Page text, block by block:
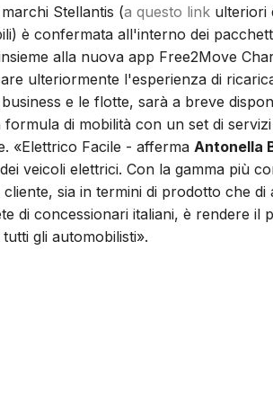
Stellantis (a questo link ulteriori
è confermata all'interno dei
alla nuova app Free2Move
ulteriormente l'esperienza di
e le flotte, sarà a breve
di mobilità con un set di servizi
«Elettrico Facile - afferma Antonella
veicoli elettrici. Con la gamma più
sia in termini di prodotto che di
di concessionari italiani, è rendere il
gli automobilisti».